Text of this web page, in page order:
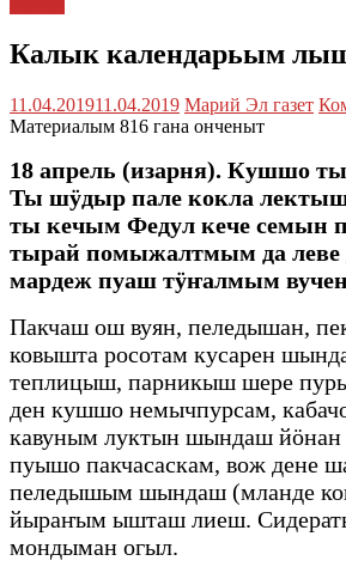
Калык календарьым
11.04.201911.04.2019 Марий Эл газет
Материалым 816 гана онченыт
18 апрель (изарня). Кушшо
Ты шӱдыр пале кокла
ты кечым Федул кече семын
тырай помыжалтмым да
мардеж пуаш тӱҥалмым
Пакчаш ош вуян, пеледышан,
ковышта росотам кусарен
теплицыш, парникыш шере
ден кушшо немычпурсам,
кавуным луктын шындаш йӧнан
пуышо пакчасаскам, вож дене
пеледышым шындаш (мланде
йыраҥым ышташ лиеш.
мондыман огыл.